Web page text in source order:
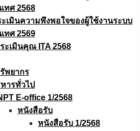
ทศ 2568
เมินความพึงพอใจของผู้ใช้งานระบบ
ทศ 2569
ะเมินคุณ ITA 2568
พยากร
ารทั่วไป
E-office 1/2568
หนังสือรับ
หนังสือรับ 1/2568